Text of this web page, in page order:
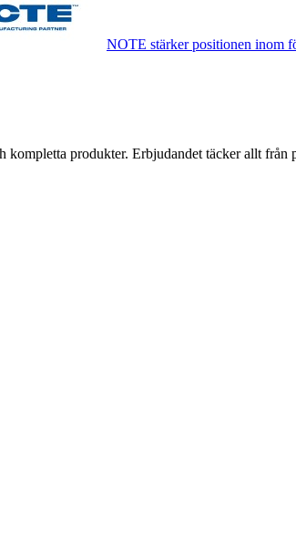
NOTE stärker positionen inom
produkter. Erbjudandet täcker allt